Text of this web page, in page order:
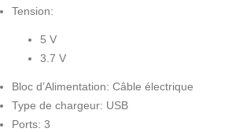
Tension:
5 V
3.7 V
Bloc d’Alimentation: Câble électrique
Type de chargeur: USB
Ports: 3